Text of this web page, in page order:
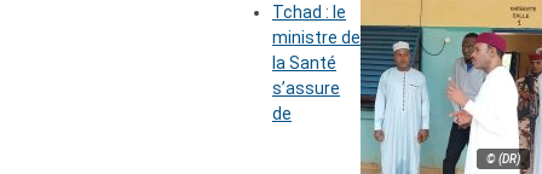
© (DR)
Tchad : le
ministre de
la Santé
s’assure
de